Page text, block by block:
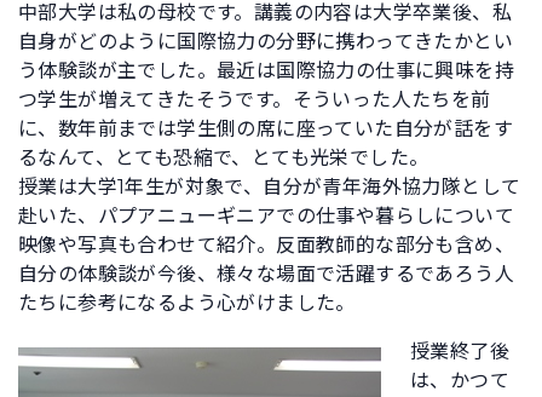
中部大学は私の母校です。講義の内容は大学卒業後、私
自身がどのように国際協力の分野に携わってきたかとい
う体験談が主でした。最近は国際協力の仕事に興味を持
つ学生が増えてきたそうです。そういった人たちを前
に、数年前までは学生側の席に座っていた自分が話をす
るなんて、とても恐縮で、とても光栄でした。
授業は大学1年生が対象で、自分が青年海外協力隊として
赴いた、パプアニューギニアでの仕事や暮らしについて
映像や写真も合わせて紹介。反面教師的な部分も含め、
自分の体験談が今後、様々な場面で活躍するであろう人
たちに参考になるよう心がけました。
授業終了後
は、かつて